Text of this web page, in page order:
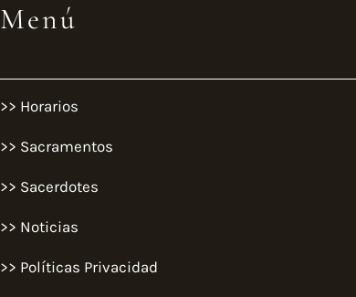
Menú
>> Horarios
>> Sacramentos
>> Sacerdotes
>> Noticias
>> Políticas Privacidad